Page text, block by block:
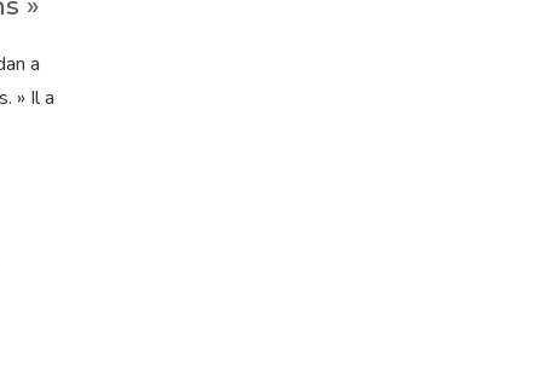
a
» Il a